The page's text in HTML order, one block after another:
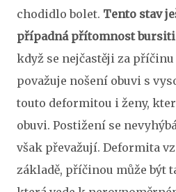
chodidlo bolet. Tento stav
případná přítomnost
když se nejčastěji za
považuje nošení obuvi s
touto deformitou i ženy,
obuvi. Postižení se
však převažují. Deformita
základě, příčinou může být